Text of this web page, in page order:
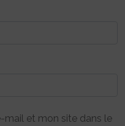
mail et mon site dans le